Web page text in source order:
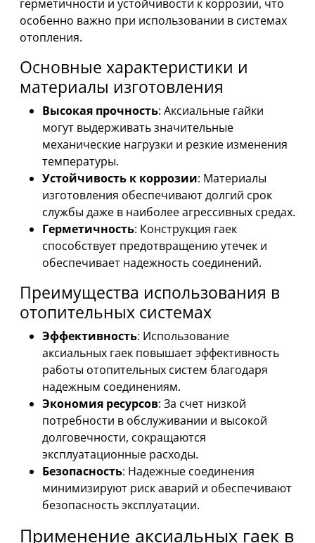
герметичности и устойчивости к коррозии, что
особенно важно при использовании в системах
отопления.
Основные характеристики и
материалы изготовления
Высокая прочность: Аксиальные гайки
могут выдерживать значительные
механические нагрузки и резкие изменения
температуры.
Устойчивость к коррозии: Материалы
изготовления обеспечивают долгий срок
службы даже в наиболее агрессивных средах.
Герметичность: Конструкция гаек
способствует предотвращению утечек и
обеспечивает надежность соединений.
Преимущества использования в
отопительных системах
Эффективность: Использование
аксиальных гаек повышает эффективность
работы отопительных систем благодаря
надежным соединениям.
Экономия ресурсов: За счет низкой
потребности в обслуживании и высокой
долговечности, сокращаются
эксплуатационные расходы.
Безопасность: Надежные соединения
минимизируют риск аварий и обеспечивают
безопасность эксплуатации.
Применение аксиальных гаек в